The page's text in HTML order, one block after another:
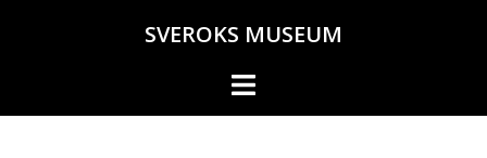
SVEROKS MUSEUM
Slå